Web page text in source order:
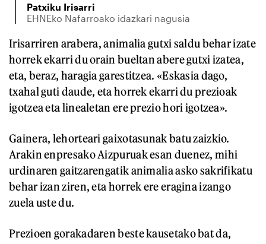
Patxiku Irisarri
EHNEko Nafarroako idazkari nagusia
Irisarriren arabera, animalia gutxi saldu behar izate
horrek ekarri du orain bueltan abere gutxi izatea,
eta, beraz, haragia garestitzea. «Eskasia dago,
txahal guti daude, eta horrek ekarri du prezioak
igotzea eta linealetan ere prezio hori igotzea».
Gainera, lehorteari gaixotasunak batu zaizkio.
Arakin enpresako Aizpuruak esan duenez, mihi
urdinaren gaitzarengatik animalia asko sakrifikatu
behar izan ziren, eta horrek ere eragina izango
zuela uste du.
Prezioen gorakadaren beste kausetako bat da,